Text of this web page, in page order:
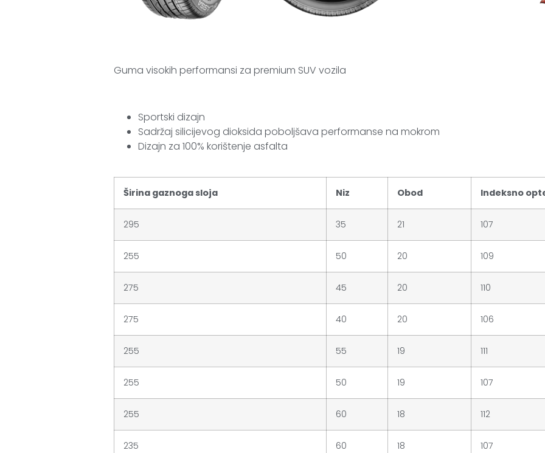
Guma visokih performansi za premium SUV vozila
Sportski dizajn
Sadržaj silicijevog dioksida poboljšava performanse na mokrom
Dizajn za 100% korištenje asfalta
Širina gaznoga sloja Niz Obod Indeksno
295 35 21 107
255 50 20 109
275 45 20 110
275 40 20 106
255 55 19 111
255 50 19 107
255 60 18 112
235 60 18 107